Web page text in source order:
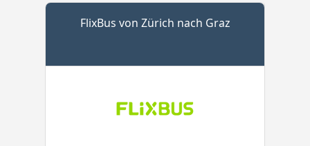
FlixBus von Zürich nach Graz